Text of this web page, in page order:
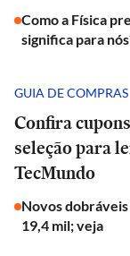
Como a Física
significa para
GUIA DE COMPRAS
Confira
seleção para
TecMundo
Novos dobráveis
19,4 mil; veja